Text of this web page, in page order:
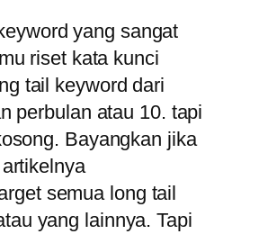
yang sangat
riset kata kunci
tail keyword dari
perbulan atau 10. tapi
Bayangkan jika
semua long tail
yang lainnya. Tapi